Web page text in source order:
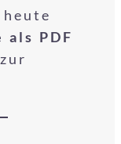
als PDF